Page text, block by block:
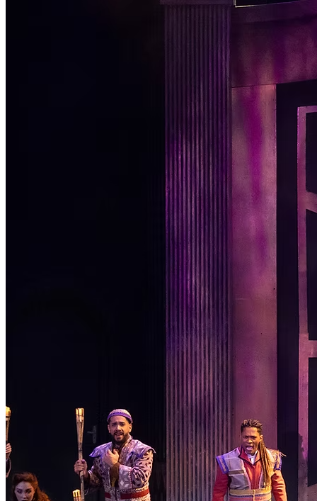
Código Corporativo de Conduta Ética
Educação Financeira
Política de Privacidade
Lei ECA Digital
Soluções
Alelo Pod Gestão de VT
Soluções de Pagamentos
Contrate agora